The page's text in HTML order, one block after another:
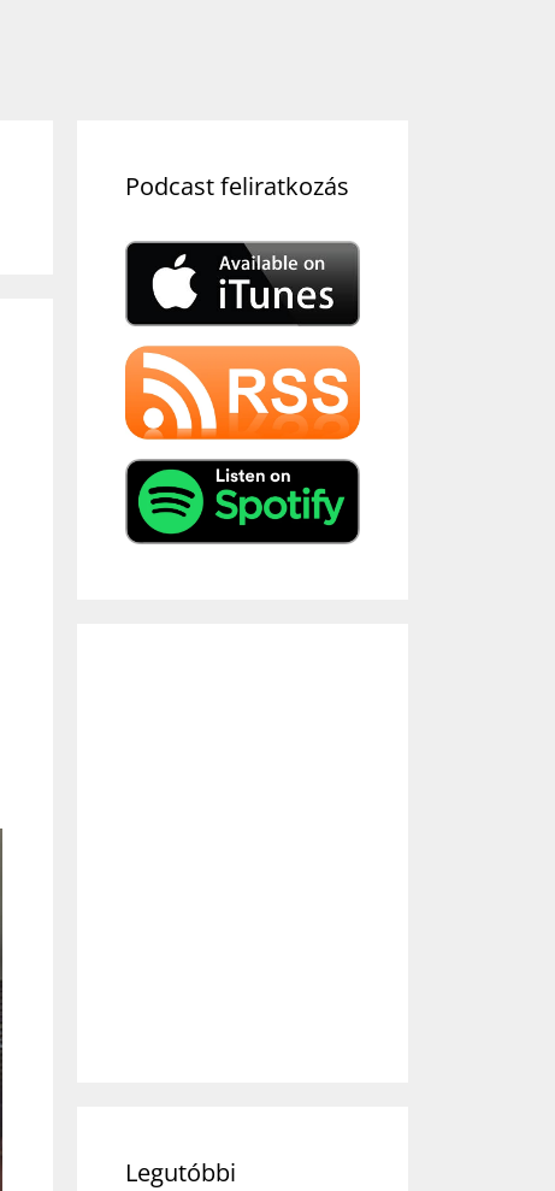
Podcast feliratkozás
Legutóbbi